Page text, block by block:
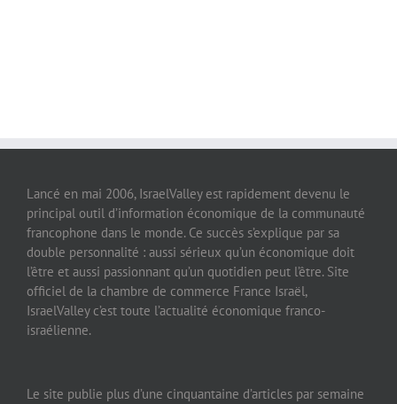
Lancé en mai 2006, IsraelValley est rapidement devenu le
principal outil d’information économique de la communauté
francophone dans le monde. Ce succès s’explique par sa
double personnalité : aussi sérieux qu’un économique doit
l’être et aussi passionnant qu’un quotidien peut l’être. Site
officiel de la chambre de commerce France Israël,
IsraelValley c’est toute l’actualité économique franco-
israélienne.
Le site publie plus d’une cinquantaine d’articles par semaine